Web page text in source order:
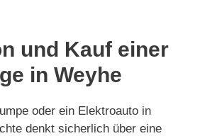
und Kauf einer
in Weyhe
oder ein Elektroauto in
denkt sicherlich über eine